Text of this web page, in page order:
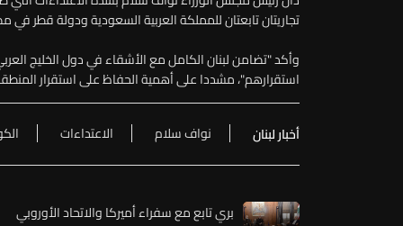
تجاريتان تابعتان للمملكة العربية السعودية ودولة قطر
وأكد "تضامن لبنان الكامل مع الأشقاء في دول الخليج
استقرارهم"، مشددا على أهمية الحفاظ على استقرار
أخبار لبنان نواف سلام الاعتداءات
بري تابع مع سفراء أميركا والاتحاد الأوروبي